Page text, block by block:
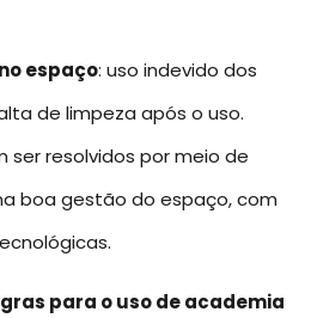
espaço: uso indevido dos
de limpeza após o uso.
ser resolvidos por meio de
boa gestão do espaço, com
para o uso de academia